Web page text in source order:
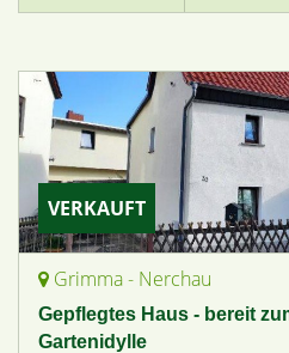
VERKAUFT
Grimma - Nerchau
Gepflegtes Haus - bereit
Gartenidylle